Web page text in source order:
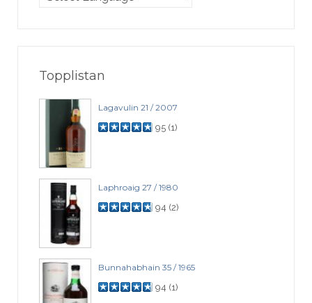
Topplistan
Lagavulin 21 / 2007
95 (1)
Laphroaig 27 / 1980
94 (2)
Bunnahabhain 35 / 1965
94 (1)